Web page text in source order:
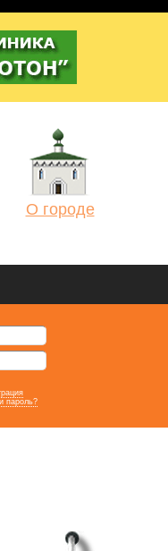
О городе
пароль?